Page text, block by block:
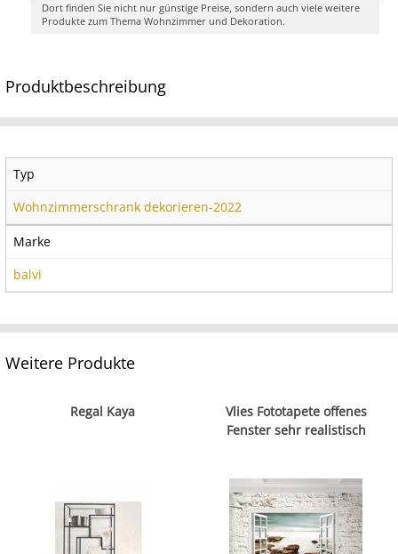
Dort finden Sie nicht nur günstige Preise, sondern auch viele weitere
Produkte zum Thema Wohnzimmer und Dekoration.
Produktbeschreibung
Typ
Wohnzimmerschrank dekorieren-2022
Marke
balvi
Weitere Produkte
Regal Kaya
Vlies Fototapete offenes
Fenster sehr realistisch